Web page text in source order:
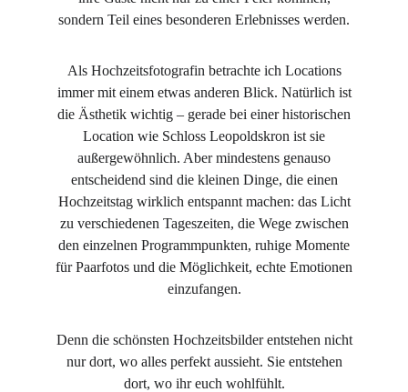
sondern Teil eines besonderen Erlebnisses werden.
Als Hochzeitsfotografin betrachte ich Locations
immer mit einem etwas anderen Blick. Natürlich ist
die Ästhetik wichtig – gerade bei einer historischen
Location wie Schloss Leopoldskron ist sie
außergewöhnlich. Aber mindestens genauso
entscheidend sind die kleinen Dinge, die einen
Hochzeitstag wirklich entspannt machen: das Licht
zu verschiedenen Tageszeiten, die Wege zwischen
den einzelnen Programmpunkten, ruhige Momente
für Paarfotos und die Möglichkeit, echte Emotionen
einzufangen.
Denn die schönsten Hochzeitsbilder entstehen nicht
nur dort, wo alles perfekt aussieht. Sie entstehen
dort, wo ihr euch wohlfühlt.